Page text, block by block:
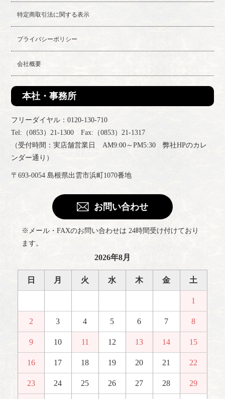
特定商取引法に関する表示
プライバシーポリシー
会社概要
本社・事務所
フリーダイヤル：0120-130-710
Tel:（0853）21-1300 Fax:（0853）21-1317
（受付時間：実店舗営業日 AM9:00～PM5:30 弊社HPのカレ
ンダー通り）
〒693-0054 島根県出雲市浜町1070番地
お問い合わせ
※メール・FAXのお問い合わせは 24時間受け付けており
ます。
2026年8月
日 月 火 水 木 金 土
1
2 3 4 5 6 7 8
9 10 11 12 13 14 15
16 17 18 19 20 21 22
23 24 25 26 27 28 29